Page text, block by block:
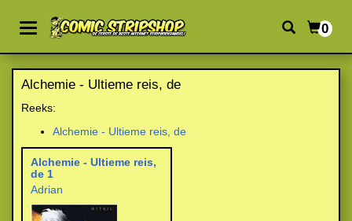
0
Alchemie - Ultieme reis, de
Reeks:
Alchemie - Ultieme reis, de
Alchemie - Ultieme reis,
de 1
Adrian